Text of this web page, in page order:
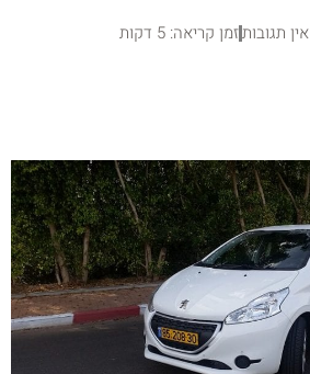
אין תגובותזמן קריאה: 5 דקות